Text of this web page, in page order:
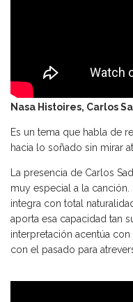
Nasa Histoires, Carlos
Es un tema que habla de
hacia lo soñado sin mirar
La presencia de Carlos
muy especial a la
integra con total
aporta esa capacidad tan
interpretación acentúa
con el pasado para